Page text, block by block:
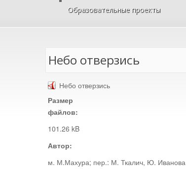
Образовательные проекты
Небо отверзись
Небо отверзись
Размер
файлов:
101.26 kB
Автор:
м. М.Махура; пер.: М. Ткалич, Ю. Иванова